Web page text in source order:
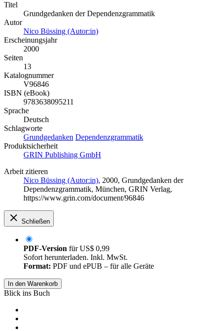
Titel
Grundgedanken der Dependenzgrammatik
Autor
Nico Büssing (Autor:in)
Erscheinungsjahr
2000
Seiten
13
Katalognummer
V96846
ISBN (eBook)
9783638095211
Sprache
Deutsch
Schlagworte
Grundgedanken Dependenzgrammatik
Produktsicherheit
GRIN Publishing GmbH
Arbeit zitieren
Nico Büssing (Autor:in), 2000, Grundgedanken der
Dependenzgrammatik, München, GRIN Verlag,
https://www.grin.com/document/96846
Schließen
PDF-Version fürUS$ 0,99
Sofort herunterladen. Inkl. MwSt.
Format: PDF und ePUB – für alle Geräte
In den Warenkorb
Blick ins Buch